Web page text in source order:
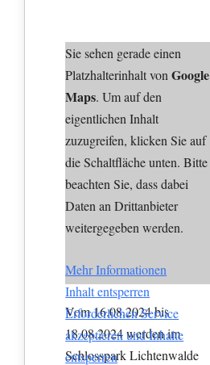
Sie sehen gerade einen
Platzhalterinhalt vonGoogle
Maps. Um auf den
eigentlichen Inhalt
zuzugreifen, klicken Sie auf
die Schaltfläche unten. Bitte
beachten Sie, dass dabei
Daten an Drittanbieter
weitergegeben werden.
Mehr Informationen
Inhalt entsperren
Erforderlichen Service
akzeptieren und Inhalte
entsperren
Vom 16.08.2024 bis
18.08.2024 werden im
Schlosspark Lichtenwalde